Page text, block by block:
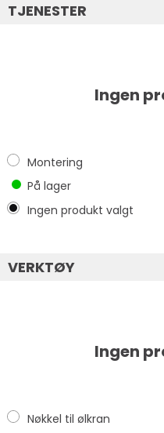
TJENESTER
Ingen
Montering
På lager
Ingen produkt valgt
VERKTØY
Ingen
Nøkkel til ølkran